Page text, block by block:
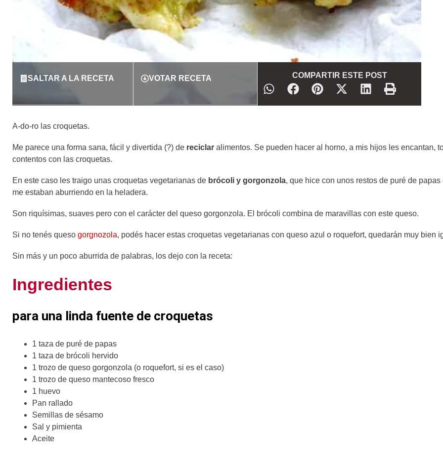
SALTAR A LA RECETA VOTAR RECETA COMPARTIR ESTE POST
A-do-ro las croquetas.
Me parece una forma sana, fácil y divertida (?) de reciclar alimentos. Se pueden hacer al horno, a mis hijos les encantan,
contentos con las croquetas.
En este caso les traigo unas croquetas vegetarianas de brócoli y gorgonzola, que hice con unos restos de puré de papas
me estaban aburriendo en la heladera.
Son riquísimas, suaves pero con el carácter del queso gorgonzola. El brócoli combina de maravillas con este queso.
Si no tenés queso gorgnozola, podés hacer estas croquetas vegetarianas con queso azul o roquefort, quedarán muy bien
Sin más y un poco aburrida de palabras, los dejo con la receta:
Ingredientes
para una linda fuente de croquetas
1 taza de puré de papas
1 taza de brócoli hervido
1 trozo de queso gorgonzola (o roquefort, si es el caso)
1 trozo de queso mantecoso fresco
1 huevo
Pan rallado
Semillas de sésamo
Sal y pimienta
Aceite